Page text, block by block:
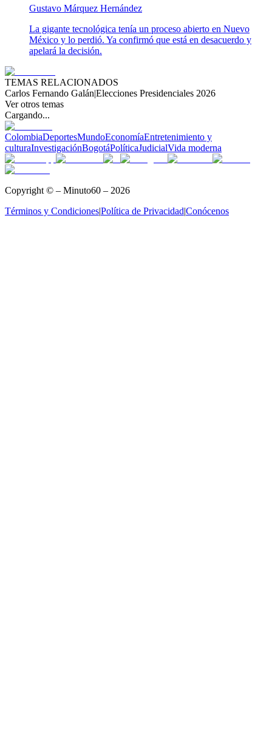
Gustavo Márquez Hernández
La gigante tecnológica tenía un proceso abierto en Nuevo
México y lo perdió. Ya confirmó que está en desacuerdo y
apelará la decisión.
TEMAS RELACIONADOS
Carlos Fernando Galán|Elecciones Presidenciales 2026
Ver otros temas
Cargando...
ColombiaDeportesMundoEconomíaEntretenimiento y
culturaInvestigaciónBogotáPolíticaJudicialVida moderna
Copyright © – Minuto60 – 2026
Términos y Condiciones|Política de Privacidad|Conócenos